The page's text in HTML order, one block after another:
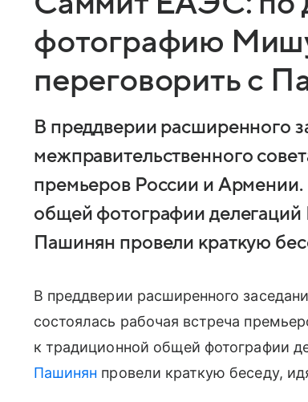
фотографию
переговорить с
В преддверии расширенного
межправительственного
премьеров России и Армении.
общей фотографии
Пашинян провели краткую
В преддверии расширенного
состоялась рабочая встреча
к традиционной общей фотографии
Пашинян провели краткую беседу,